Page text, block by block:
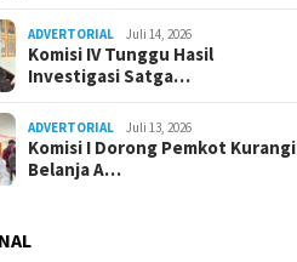
ADVERTORIAL Juli 14, 2026
Komisi IV Tunggu Hasil
Investigasi Satga…
ADVERTORIAL Juli 13, 2026
Komisi I Dorong Pemkot Kurangi
Belanja A…